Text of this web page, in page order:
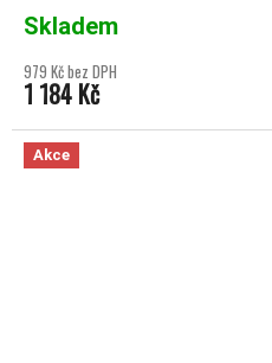
Skladem
979 Kč bez DPH
1 184 Kč
Akce